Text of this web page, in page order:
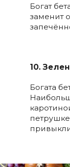
Богат
заменит
10.
Богата